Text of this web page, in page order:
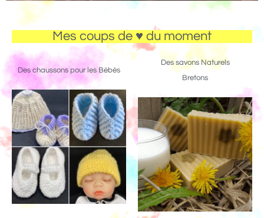
Mes coups de ♥ du moment
Des chaussons pour les Bébés
Des savons Naturels
Bretons